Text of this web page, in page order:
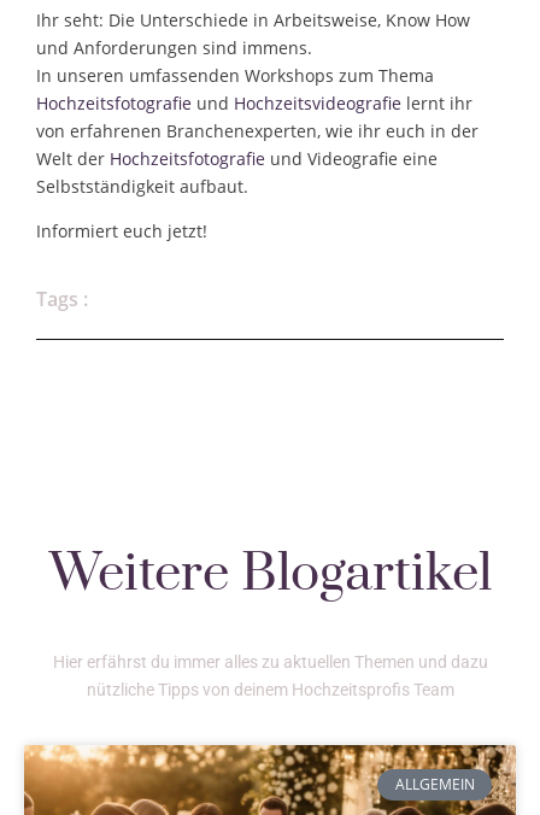
Ihr seht: Die Unterschiede in Arbeitsweise, Know How
und Anforderungen sind immens.
In unseren umfassenden Workshops zum Thema
Hochzeitsfotografie und Hochzeitsvideografie lernt ihr
von erfahrenen Branchenexperten, wie ihr euch in der
Welt der Hochzeitsfotografie und Videografie eine
Selbstständigkeit aufbaut.
Informiert euch jetzt!
Tags :
Weitere Blogartikel
Hier erfährst du immer alles zu aktuellen Themen und dazu
nützliche Tipps von deinem Hochzeitsprofis Team
ALLGEMEIN